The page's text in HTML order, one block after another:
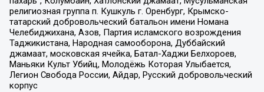
религиозная группа п. Кушкуль г. Оренбург, Крымско-
татарский добровольческий батальон имени Номана
Челебиджихана, Азов, Партия исламского возрождения
Таджикистана, Народная самооборона, Дуббайский
джамаат, московская ячейка, Батал-Хаджи Белхороев,
Маньяки Культ Убийц, Молодёжь Которая Улыбается,
Легион Свобода России, Айдар, Русский добровольческий
корпус